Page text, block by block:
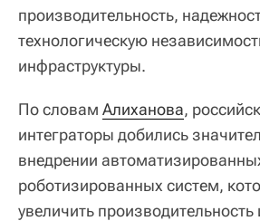
производительность,
технологическую
инфраструктуры.
По словам Алиханова,
интеграторы добились
внедрении
роботизированных систем,
увеличить производительность